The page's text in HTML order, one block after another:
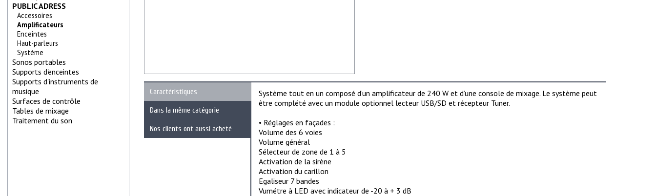
PUBLIC ADRESS
Accessoires
Amplificateurs
Enceintes
Haut-parleurs
Système
Sonos portables
Supports d'enceintes
Supports d'instruments de
musique
Surfaces de contrôle
Tables de mixage
Traitement du son
Caractéristiques
Dans la même catégorie
Nos clients ont aussi acheté
Système tout en un composé d’un amplificateur de 240 W et d’une console de mixage. Le système peut
être complété avec un module optionnel lecteur USB/SD et récepteur Tuner.
• Réglages en façades :
Volume des 6 voies
Volume général
Sélecteur de zone de 1 à 5
Activation de la sirène
Activation du carillon
Egaliseur 7 bandes
Vumétre à LED avec indicateur de -20 à + 3 dB